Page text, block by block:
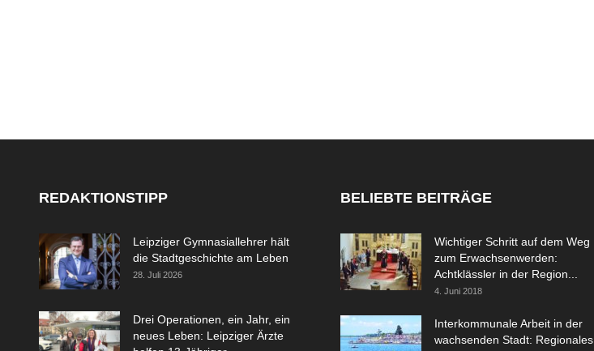
REDAKTIONSTIPP
Leipziger Gymnasiallehrer hält
die Stadtgeschichte am Leben
28. Juli 2026
Drei Operationen, ein Jahr, ein
neues Leben: Leipziger Ärzte
BELIEBTE BEITRÄGE
Wichtiger Schritt auf dem Weg
zum Erwachsenwerden:
Achtklässler in der Region...
4. Juni 2018
Interkommunale Arbeit in der
wachsenden Stadt: Regionales